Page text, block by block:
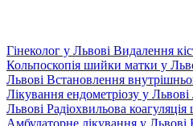
Гінеколог у Львові Видалення
Кольпоскопія шийки матки у
Львові Встановлення
Лікування ендометріозу у Львові
Львові Радіохвильова
Амбулаторне лікування у Львові